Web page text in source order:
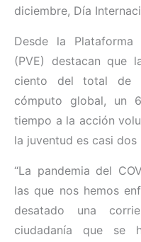
diciembre, Día
Desde la Plataforma
(PVE) destacan que
ciento del total de
cómputo global, un
tiempo a la acción
la juventud es casi
“La pandemia del
las que nos hemos
desatado una
ciudadanía que se